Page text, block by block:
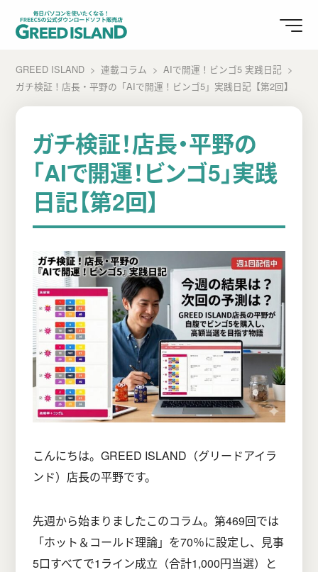
GREED ISLAND 連載コラム
AIで開運！ビンゴ5 実践日記
ガチ検証！店長・平野の「AIで開運！ビンゴ5」実践日記【第2回】
ガチ検証！店長・平野の
「AIで開運！ビンゴ5」実践
日記【第2回】
こんにちは。GREED ISLAND（グリードアイラ
ンド）店長の平野です。
先週から始まりましたこのコラム。第469回では
「ホット＆コールド理論」を70％に設定し、見事
5口すべてで1ライン成立（合計1,000円当選）と